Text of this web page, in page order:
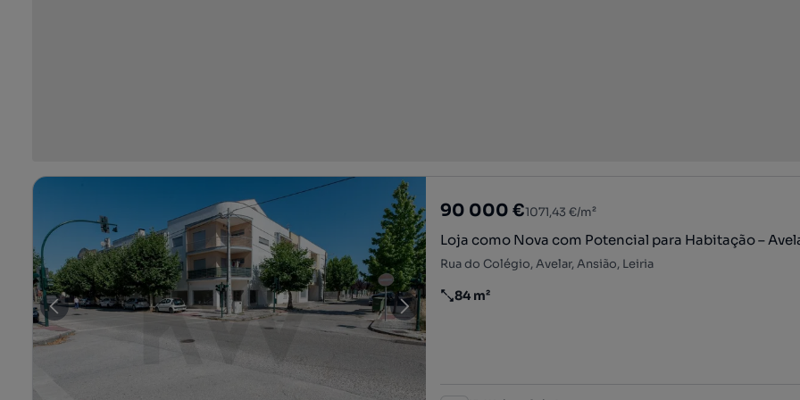
90 000 €1071,43 €/m²
Loja como Nova com Potencial para Habitação –
Rua do Colégio, Avelar, Ansião, Leiria
Preço por metro quadrado
84 m²